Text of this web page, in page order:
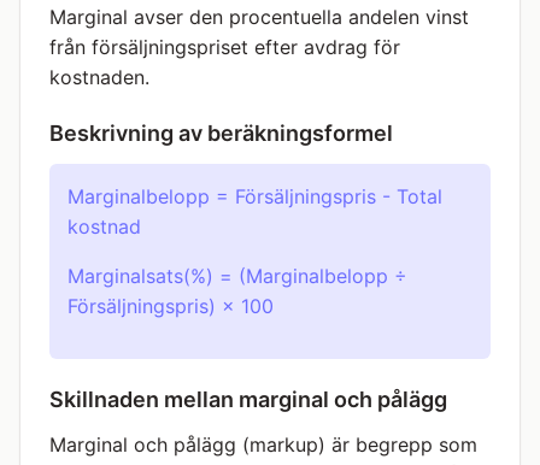
Marginal avser den procentuella andelen vinst
från försäljningspriset efter avdrag för
kostnaden.
Beskrivning av beräkningsformel
Marginalbelopp = Försäljningspris - Total
kostnad
Marginalsats(%) = (Marginalbelopp ÷
Försäljningspris) × 100
Skillnaden mellan marginal och pålägg
Marginal och pålägg (markup) är begrepp som